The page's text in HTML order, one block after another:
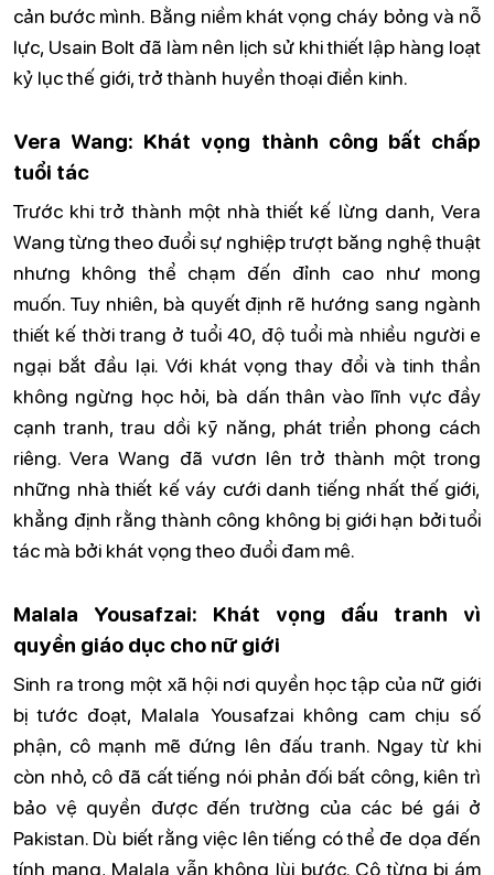
cản bước mình. Bằng niềm khát vọng cháy bỏng và nỗ
lực, Usain Bolt đã làm nên lịch sử khi thiết lập hàng loạt
kỷ lục thế giới, trở thành huyền thoại điền kinh.
Vera Wang: Khát vọng thành công bất chấp
tuổi tác
Trước khi trở thành một nhà thiết kế lừng danh, Vera
Wang từng theo đuổi sự nghiệp trượt băng nghệ thuật
nhưng không thể chạm đến đỉnh cao như mong
muốn. Tuy nhiên, bà quyết định rẽ hướng sang ngành
thiết kế thời trang ở tuổi 40, độ tuổi mà nhiều người e
ngại bắt đầu lại. Với khát vọng thay đổi và tinh thần
không ngừng học hỏi, bà dấn thân vào lĩnh vực đầy
cạnh tranh, trau dồi kỹ năng, phát triển phong cách
riêng. Vera Wang đã vươn lên trở thành một trong
những nhà thiết kế váy cưới danh tiếng nhất thế giới,
khẳng định rằng thành công không bị giới hạn bởi tuổi
tác mà bởi khát vọng theo đuổi đam mê.
Malala Yousafzai: Khát vọng đấu tranh vì
quyền giáo dục cho nữ giới
Sinh ra trong một xã hội nơi quyền học tập của nữ giới
bị tước đoạt, Malala Yousafzai không cam chịu số
phận, cô mạnh mẽ đứng lên đấu tranh. Ngay từ khi
còn nhỏ, cô đã cất tiếng nói phản đối bất công, kiên trì
bảo vệ quyền được đến trường của các bé gái ở
Pakistan. Dù biết rằng việc lên tiếng có thể đe dọa đến
tính mạng, Malala vẫn không lùi bước. Cô từng bị ám